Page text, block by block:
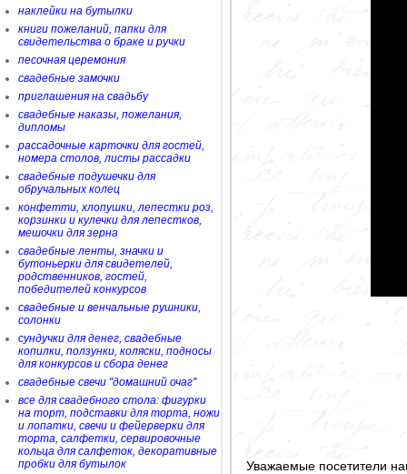
наклейки на бутылки
книги пожеланий, папки для
свидетельства о браке и ручки
песочная церемония
свадебные замочки
приглашения на свадьбу
свадебные наказы, пожелания,
дипломы
рассадочные карточки для гостей,
номера столов, листы рассадки
свадебные подушечки для
обручальных колец
конфетти, хлопушки, лепестки роз,
корзинки и кулечки для лепестков,
мешочки для зерна
свадебные ленты, значки и
бутоньерки для свидетелей,
родственников, гостей,
победителей конкурсов
свадебные и венчальные рушники,
солонки
сундучки для денег, свадебные
копилки, ползунки, коляски, подносы
для конкурсов и сбора денег
свадебные свечи "домашний очаг"
все для свадебного стола: фигурки
на торт, подставки для торта, ножи
и лопатки, свечи и фейерверки для
торта, салфетки, сервировочные
кольца для салфеток, декоративные
пробки для бутылок
Уважаемые посетители